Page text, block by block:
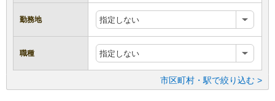
勤務地 指定しない
職種 指定しない
市区町村・駅で絞り込む >